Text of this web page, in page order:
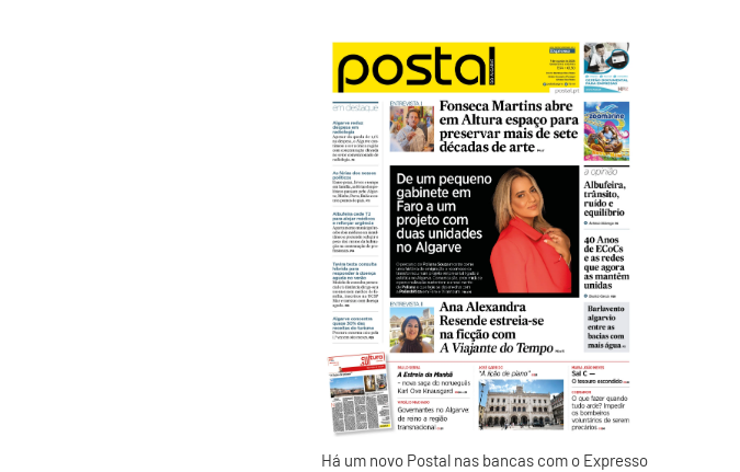
Há um novo Postal nas bancas com o Expresso